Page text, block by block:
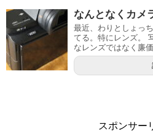
なんとなくカメ
最近、わりとしょっ
てる。特にレンズ。
なレンズではなく廉
スポンサー